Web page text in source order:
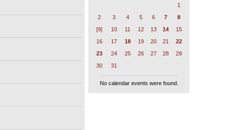
1
2
3 4 5 6 7
8
[9]
10 11 12 13 14
15
16
17 18 19 20 21
22
23
24 25 26 27 28
29
30
31
No calendar events were found.